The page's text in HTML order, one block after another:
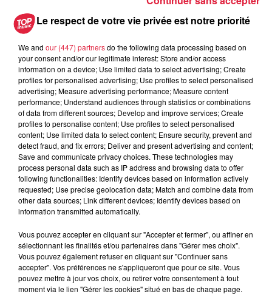
Les dernières infos sur la venue du
pape à Metz en septembre
5 août 2026
Europa-Park : des précisons sur
l’après Euro-Mir
Dans la même série
Micha et le concours de dessin
Micha et le concours de dessin
Le respect de votre vie privée est notre priorité
We and our (447) partnersdo the following data processing based on
your consent and/or our legitimate interest: Store and/or access
information on a device; Use limited data to select advertising; Create
profiles for personalised advertising; Use profiles to select personalised
advertising; Measure advertising performance; Measure content
performance; Understand audiences through statistics or combinations
of data from different sources; Develop and improve services; Create
profiles to personalise content; Use profiles to select personalised
content; Use limited data to select content; Ensure security, prevent and
detect fraud, and fix errors; Deliver and present advertising and content;
Save and communicate privacy choices. These technologies may
process personal data such as IP address and browsing data to offer
following functionalities: Identify devices based on information actively
requested; Use precise geolocation data; Match and combine data from
other data sources; Link different devices; Identify devices based on
information transmitted automatically.
Vous pouvez accepter en cliquant sur "Accepter et fermer", ou affiner en
sélectionnant les finalités et/ou partenaires dans "Gérer mes choix".
Vous pouvez également refuser en cliquant sur "Continuer sans
accepter". Vos préférences ne s'appliqueront que pour ce site. Vous
pouvez mettre à jour vos choix, ou retirer votre consentement à tout
moment via le lien "Gérer les cookies" situé en bas de chaque page.